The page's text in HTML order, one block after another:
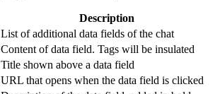
Description
List of additional data fields of the chat
Content of data field. Tags will be insulated
Title shown above a data field
URL that opens when the data field is clicked